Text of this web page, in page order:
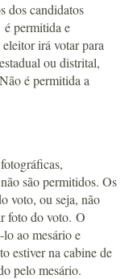
dos candidatos
é permitida e
irá votar para
ou distrital,
é permitida a
são permitidos. Os
voto, ou seja, não
foto do voto. O
ao mesário e
estiver na cabine de
pelo mesário.